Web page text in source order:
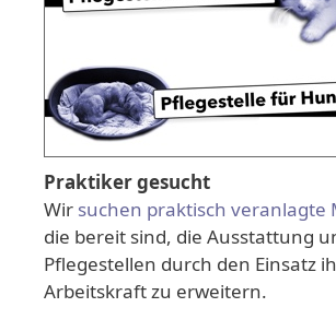
Praktiker gesucht
Wir suchen praktisch veranlagte
die bereit sind, die Ausstattung
Pflegestellen durch den Einsatz
Arbeitskraft zu erweitern.